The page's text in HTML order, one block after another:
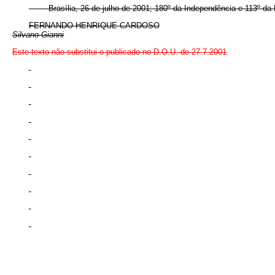
Brasília, 26 de julho de 2001; 180º da Independência e 113º da
FERNANDO HENRIQUE CARDOSO
Silvano Gianni
Este texto não substitui o publicado no D.O.U. de 27.7.2001